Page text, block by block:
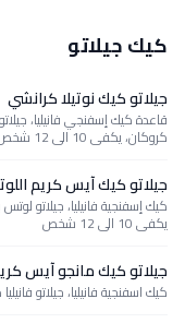
كيك جيلاتو
جيلاتو كيك نوتيلا كرانشي
قاعدة كيك إسفنجي فانيليا،
كروكان، يكفى 10 الى 12 شخص
جيلاتو كيك آيس كريم
كيك إسفنجية فانيليا، جيلاتو
يكفى 10 الى 12 شخص
جيلاتو كيك مانجو آيس
كيك اسفنجية فانيليا، جيلاتو فانيليا